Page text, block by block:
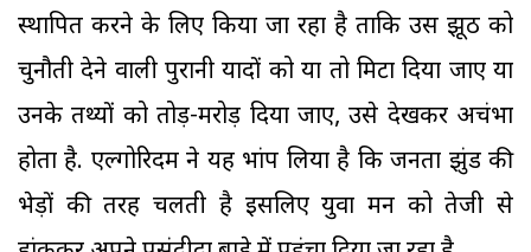
स्थापित करने के लिए किया जा रहा है ताकि उस झूठ को
चुनौती देने वाली पुरानी यादों को या तो मिटा दिया जाए या
उनके तथ्यों को तोड़-मरोड़ दिया जाए, उसे देखकर अचंभा
होता है. एल्गोरिदम ने यह भांप लिया है कि जनता झुंड की
भेड़ों की तरह चलती है इसलिए युवा मन को तेजी से